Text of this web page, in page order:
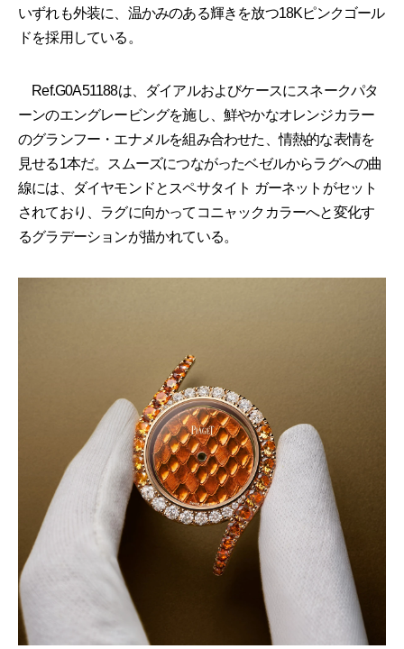
いずれも外装に、温かみのある輝きを放つ18Kピンクゴール
ドを採用している。
Ref.G0A51188は、ダイアルおよびケースにスネークパタ
ーンのエングレービングを施し、鮮やかなオレンジカラー
のグランフー・エナメルを組み合わせた、情熱的な表情を
見せる1本だ。スムーズにつながったベゼルからラグへの曲
線には、ダイヤモンドとスペサタイト ガーネットがセット
されており、ラグに向かってコニャックカラーへと変化す
るグラデーションが描かれている。